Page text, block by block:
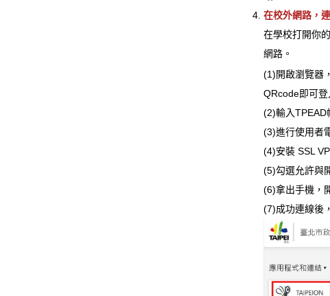
在校外網路，
在學校打開你
網路。
(1)開啟瀏覽器
QRcode即可登
(2)輸入TPEAD
(3)進行使用者
(4)安裝 SSL
(5)勾選允許與
(6)拿出手機，
(7)成功連線後